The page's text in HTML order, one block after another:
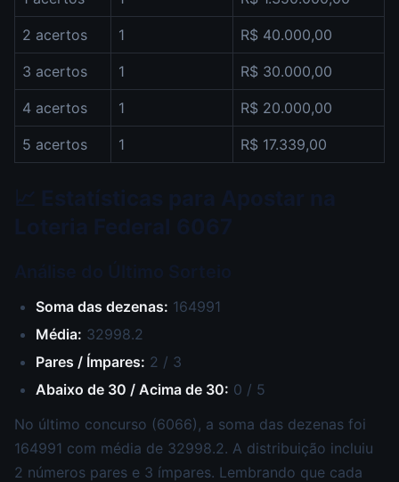
2 acertos 1 R$ 40.000,00
3 acertos 1 R$ 30.000,00
4 acertos 1 R$ 20.000,00
5 acertos 1 R$ 17.339,00
Soma das dezenas: 164991
Média: 32998.2
Pares / Ímpares: 2 / 3
Abaixo de 30 / Acima de 30: 0 / 5
No último concurso (6066), a soma das dezenas foi
164991 com média de 32998.2. A distribuição incluiu
2 números pares e 3 ímpares. Lembrando que cada